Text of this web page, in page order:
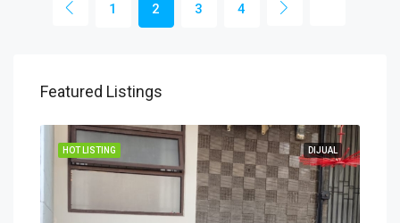
1 2 3 4
Featured Listings
DIJUAL
HOT LISTING